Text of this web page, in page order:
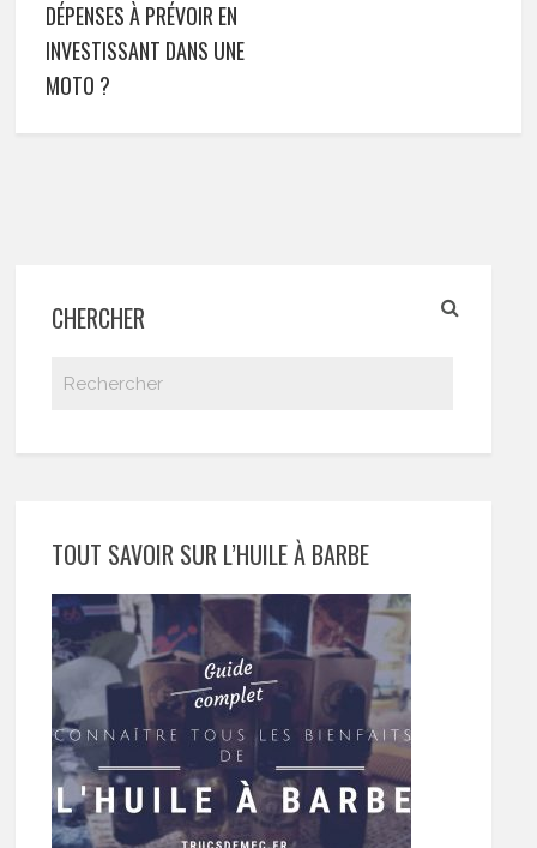
DÉPENSES À PRÉVOIR EN
INVESTISSANT DANS UNE
MOTO ?
CHERCHER
TOUT SAVOIR SUR L’HUILE À BARBE